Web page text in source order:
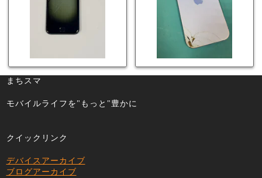
まちスマ
モバイルライフを"もっと"豊かに
クイックリンク
デバイスアーカイブ
ブログアーカイブ